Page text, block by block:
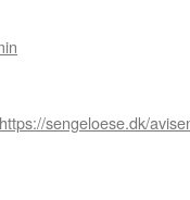
https://sengeloese.dk/